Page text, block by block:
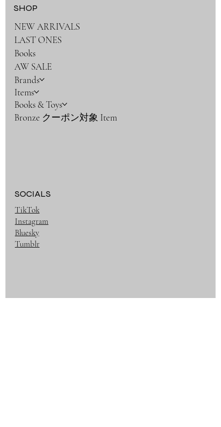
SHOP
NEW ARRIVALS
LAST ONES
Books
AW SALE
Brands
Items
Books & Toys
Bronze クーポン対象 Item
SOCIALS
TikTok
Instagram
Bluesky
Tumblr